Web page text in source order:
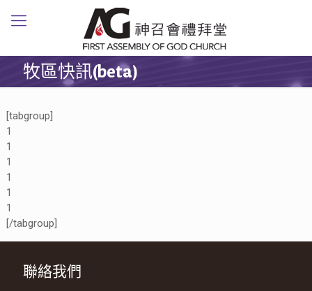
牧區快訊(beta)
[tabgroup]
1
1
1
1
1
1
[/tabgroup]
聯絡我們